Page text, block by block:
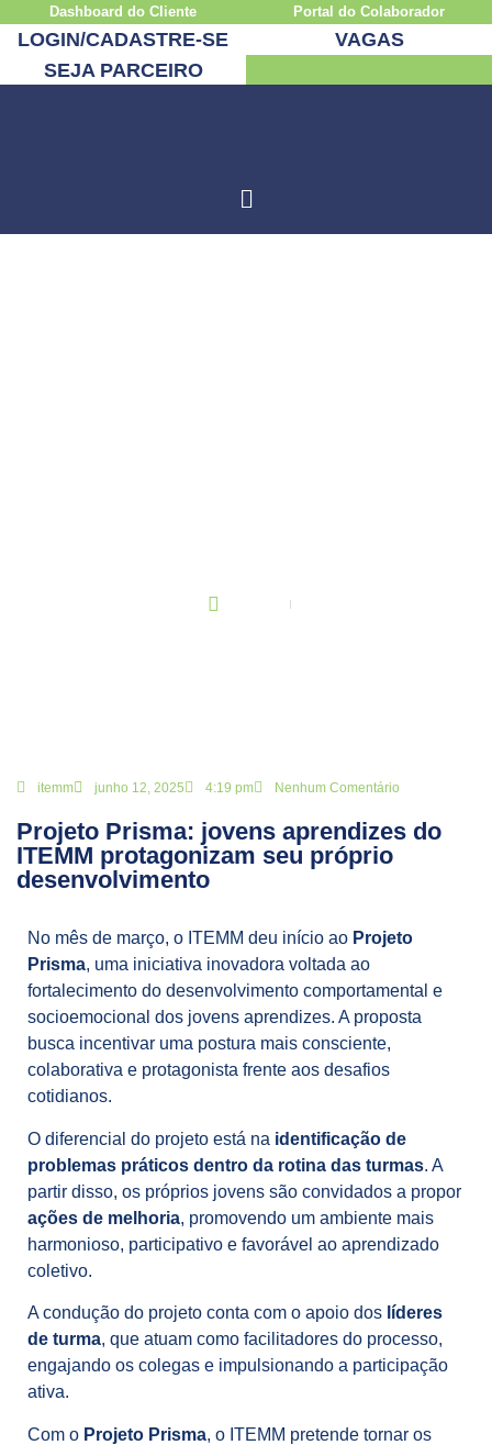
Dashboard do Cliente Portal do Colaborador
LOGIN/CADASTRE-SE
VAGAS
SEJA PARCEIRO
Principal
itemm junho 12, 2025 4:19 pm Nenhum Comentário
Projeto Prisma: jovens aprendizes do
ITEMM protagonizam seu próprio
desenvolvimento
No mês de março, o ITEMM deu início ao Projeto
Prisma, uma iniciativa inovadora voltada ao
fortalecimento do desenvolvimento comportamental e
socioemocional dos jovens aprendizes. A proposta
busca incentivar uma postura mais consciente,
colaborativa e protagonista frente aos desafios
cotidianos.
O diferencial do projeto está na identificação de
problemas práticos dentro da rotina das turmas. A
partir disso, os próprios jovens são convidados a propor
ações de melhoria, promovendo um ambiente mais
harmonioso, participativo e favorável ao aprendizado
coletivo.
A condução do projeto conta com o apoio dos líderes
de turma, que atuam como facilitadores do processo,
engajando os colegas e impulsionando a participação
ativa.
Com o Projeto Prisma, o ITEMM pretende tornar os